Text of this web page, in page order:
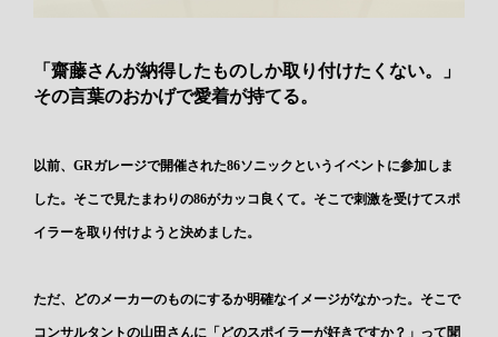
「齋藤さんが納得したものしか取り付けたくない。」
その言葉のおかげで愛着が持てる。
以前、GRガレージで開催された86ソニックというイベントに参加しま
した。そこで見たまわりの86がカッコ良くて。そこで刺激を受けてスポ
イラーを取り付けようと決めました。
ただ、どのメーカーのものにするか明確なイメージがなかった。そこで
コンサルタントの山田さんに「どのスポイラーが好きですか？」って聞